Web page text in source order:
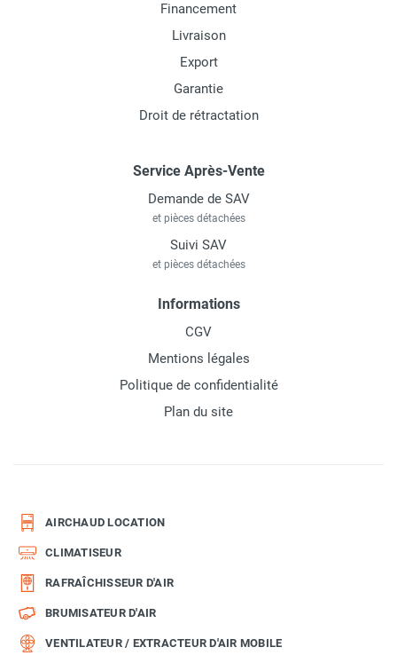
Financement
Livraison
Export
Garantie
Droit de rétractation
Service Après-Vente
Demande de SAV
et pièces détachées
Suivi SAV
et pièces détachées
Informations
CGV
Mentions légales
Politique de confidentialité
Plan du site
AIRCHAUD LOCATION
CLIMATISEUR
RAFRAÎCHISSEUR D'AIR
BRUMISATEUR D'AIR
VENTILATEUR / EXTRACTEUR D'AIR MOBILE